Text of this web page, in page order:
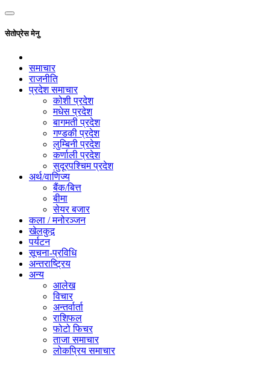
सेतोप्रेस मेनु
समाचार
राजनीति
प्रदेश समाचार
कोशी प्रदेश
मधेस प्रदेश
बागमती प्रदेश
गण्डकी प्रदेश
लुम्बिनी प्रदेश
कर्णाली प्रदेश
सुदूरपश्चिम प्रदेश
अर्थ/वाणिज्य
बैंक/बित्त
बीमा
सेयर बजार
कला / मनोरञ्जन
खेलकुद़़
पर्यटन
सूचना-प्रविधि
अन्तराष्ट्रिय
अन्य
आलेख
विचार
अन्तर्वार्ता
राशिफल
फोटो फिचर
ताजा समाचार
लोकप्रिय समाचार